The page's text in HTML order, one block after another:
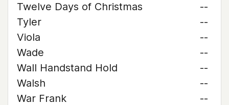
Twelve Days of Christmas
--
Tyler
--
Viola
--
Wade
--
Wall Handstand Hold
--
Walsh
--
War Frank
--